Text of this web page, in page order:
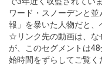
ワード・スノーデンと
報」を暴いた人物だと、
☆リンク先の動画は、な
が、このセグメントは
始時間をずらしてご覧く